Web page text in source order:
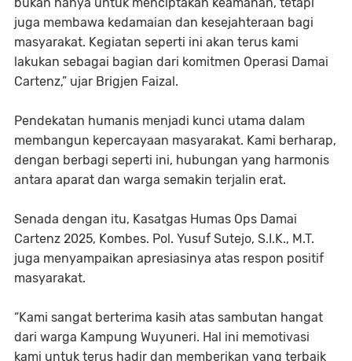
juga membawa kedamaian dan kesejahteraan bagi
masyarakat. Kegiatan seperti ini akan terus kami
lakukan sebagai bagian dari komitmen Operasi Damai
Cartenz,” ujar Brigjen Faizal.
Pendekatan humanis menjadi kunci utama dalam
membangun kepercayaan masyarakat. Kami berharap,
dengan berbagi seperti ini, hubungan yang harmonis
antara aparat dan warga semakin terjalin erat.
Senada dengan itu, Kasatgas Humas Ops Damai
Cartenz 2025, Kombes. Pol. Yusuf Sutejo, S.I.K., M.T.
juga menyampaikan apresiasinya atas respon positif
masyarakat.
“Kami sangat berterima kasih atas sambutan hangat
dari warga Kampung Wuyuneri. Hal ini memotivasi
kami untuk terus hadir dan memberikan yang terbaik